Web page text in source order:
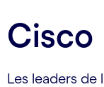
Cisco
Les leaders de